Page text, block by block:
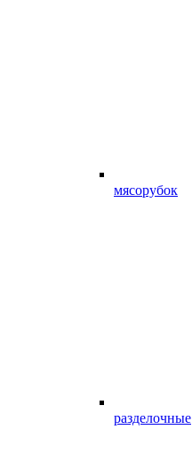
мясорубок
разделочные